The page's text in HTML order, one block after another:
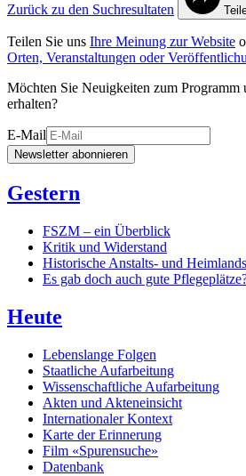
Zurück zu den Suchresultaten
Teilen Sie uns Ihre Meinung zur Website
Orten, Veranstaltungen oder
Möchten Sie Neuigkeiten zum Programm
erhalten?
E-Mail
Newsletter abonnieren
Gestern
FSZM – ein Überblick
Kritik und Widerstand
Historische Anstalts- und
Es gab doch auch gute
Heute
Lebenslange Folgen
Staatliche Aufarbeitung
Wissenschaftliche Aufarbeitung
Akten und Akteneinsicht
Internationaler Kontext
Karte der Erinnerung
Film «Spurensuche»
Datenbank